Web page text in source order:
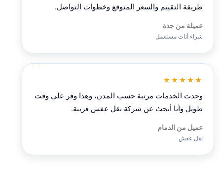
طريقة التقييم والسعر المتوقع وخطوات التواصل.
عميلة من جدة
شراء أثاث مستعمل
★★★★★
وجدت الخدمات مرتبة حسب المدن، وهذا وفر علي وقت
طويل وأنا أبحث عن شركة نقل عفش قريبة.
عميل من الدمام
نقل عفش